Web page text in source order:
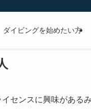
ダイビングを始めたい方
センスに興味がある